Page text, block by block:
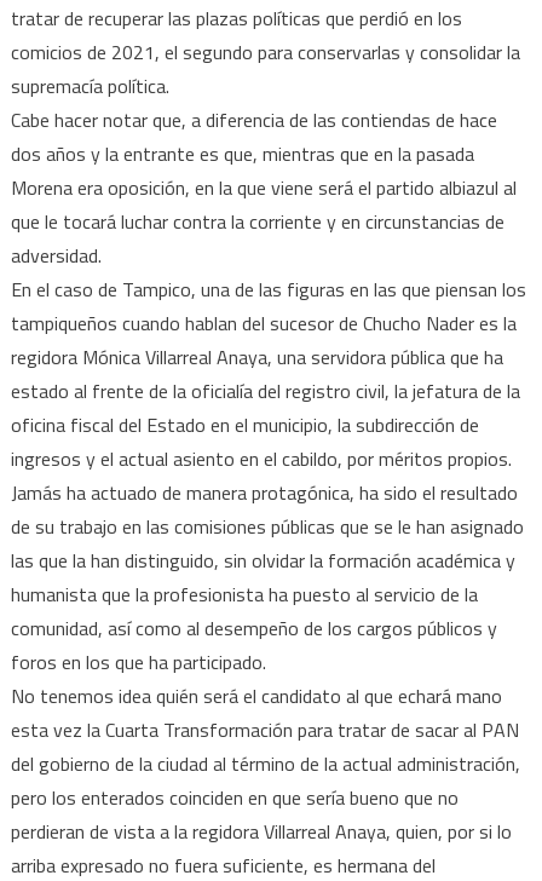
tratar de recuperar las plazas políticas que perdió en los
comicios de 2021, el segundo para conservarlas y consolidar la
supremacía política.
Cabe hacer notar que, a diferencia de las contiendas de hace
dos años y la entrante es que, mientras que en la pasada
Morena era oposición, en la que viene será el partido albiazul al
que le tocará luchar contra la corriente y en circunstancias de
adversidad.
En el caso de Tampico, una de las figuras en las que piensan los
tampiqueños cuando hablan del sucesor de Chucho Nader es la
regidora Mónica Villarreal Anaya, una servidora pública que ha
estado al frente de la oficialía del registro civil, la jefatura de la
oficina fiscal del Estado en el municipio, la subdirección de
ingresos y el actual asiento en el cabildo, por méritos propios.
Jamás ha actuado de manera protagónica, ha sido el resultado
de su trabajo en las comisiones públicas que se le han asignado
las que la han distinguido, sin olvidar la formación académica y
humanista que la profesionista ha puesto al servicio de la
comunidad, así como al desempeño de los cargos públicos y
foros en los que ha participado.
No tenemos idea quién será el candidato al que echará mano
esta vez la Cuarta Transformación para tratar de sacar al PAN
del gobierno de la ciudad al término de la actual administración,
pero los enterados coinciden en que sería bueno que no
perdieran de vista a la regidora Villarreal Anaya, quien, por si lo
arriba expresado no fuera suficiente, es hermana del